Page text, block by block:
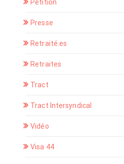
Pétition
Presse
Retraité.es
Retraites
Tract
Tract Intersyndical
Vidéo
Visa 44